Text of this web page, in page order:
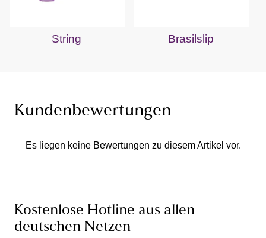
String Brasilslip
Kundenbewertungen
Es liegen keine Bewertungen zu diesem Artikel vor.
Kostenlose Hotline aus allen
deutschen Netzen